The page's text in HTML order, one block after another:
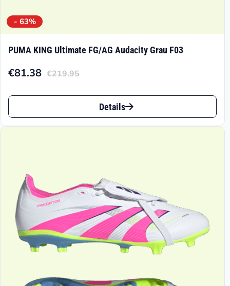
- 63%
PUMA KING Ultimate FG/AG Audacity Grau F03
€219.95
Ursprünglicher
Preis
€219.95
€81.38
Aktueller
Preis
€81.38.
Dieses
Produkt
auf.
Die
Optionen
können
Details